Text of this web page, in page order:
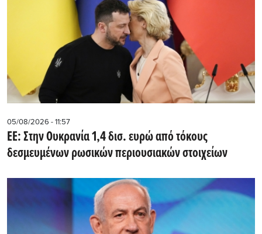
05/08/2026 - 11:57
ΕΕ: Στην Ουκρανία 1,4 δισ. ευρώ από τόκους
δεσμευμένων ρωσικών περιουσιακών στοιχείων